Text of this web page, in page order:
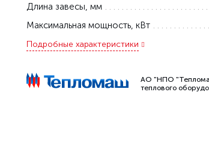
Длина завесы, мм
Максимальная мощность, кВт
Подробные характеристики
АО "НПО
теплового